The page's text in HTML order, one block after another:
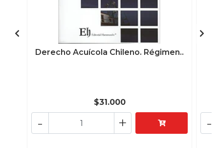
Derecho Acuícola Chileno. Régimen..
$31.000
+
- -